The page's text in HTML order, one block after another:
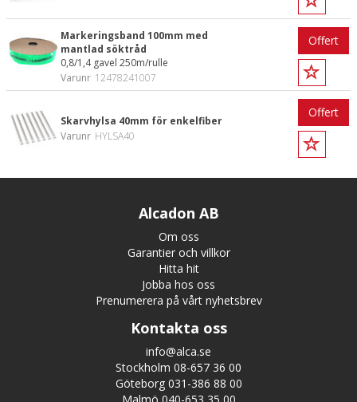
Markeringsband 100mm med
mantlad söktråd
0,8/1,4 gavel 250m/rulle
Varunr 12478241007
Offert
Skarvhylsa 40mm för enkelfiber
Varunr HYLSA40
Offert
Alcadon AB
Om oss
Garantier och villkor
Hitta hit
Jobba hos oss
Prenumerera på vårt nyhetsbrev
Kontakta oss
info@alca.se
Stockholm 08-657 36 00
Göteborg 031-386 88 00